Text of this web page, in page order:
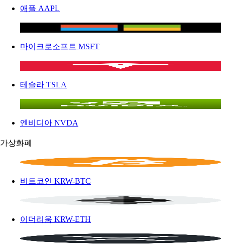
애플 AAPL
마이크로소프트 MSFT
테슬라 TSLA
엔비디아 NVDA
가상화폐
비트코인 KRW-BTC
이더리움 KRW-ETH